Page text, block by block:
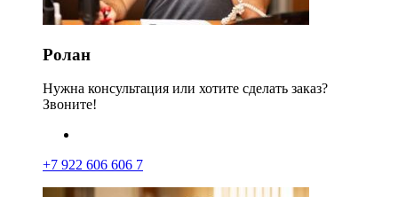
Ролан
Нужна консультация или хотите сделать заказ?
Звоните!
+7 922 606 606 7